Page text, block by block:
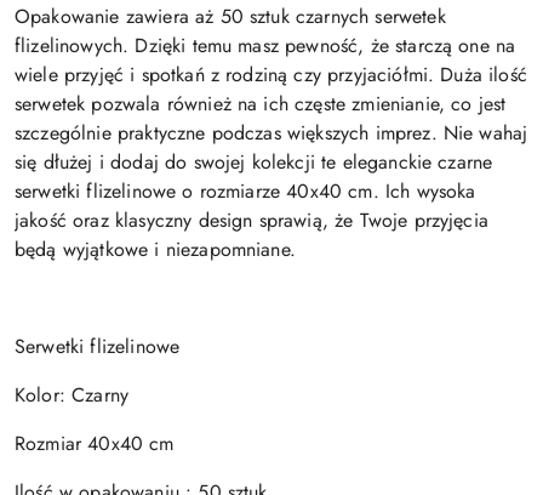
Opakowanie zawiera aż 50 sztuk czarnych serwetek
flizelinowych. Dzięki temu masz pewność, że starczą one na
wiele przyjęć i spotkań z rodziną czy przyjaciółmi. Duża ilość
serwetek pozwala również na ich częste zmienianie, co jest
szczególnie praktyczne podczas większych imprez. Nie wahaj
się dłużej i dodaj do swojej kolekcji te eleganckie czarne
serwetki flizelinowe o rozmiarze 40x40 cm. Ich wysoka
jakość oraz klasyczny design sprawią, że Twoje przyjęcia
będą wyjątkowe i niezapomniane.
Serwetki flizelinowe
Kolor: Czarny
Rozmiar 40x40 cm